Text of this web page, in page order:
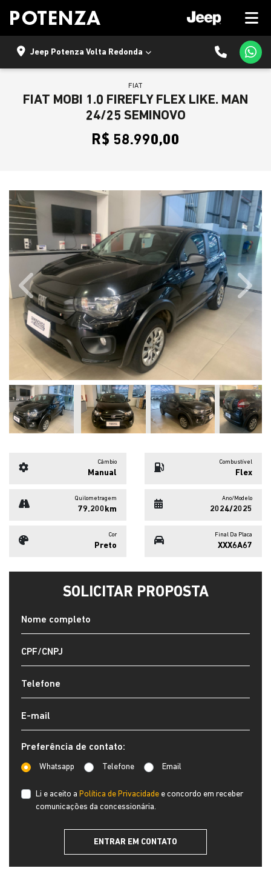
Jeep Potenza Volta Redonda
FIAT
FIAT MOBI 1.0 FIREFLY FLEX LIKE. MAN
24/25 SEMINOVO
R$ 58.990,00
Previous Next
Câmbio
Manual
Combustível
Flex
Quilometragem
79.200km
Ano/Modelo
2024/2025
Cor
Preto
Final Da Placa
XXX6A67
SOLICITAR PROPOSTA
Preferência de contato:
Whatsapp Telefone Email
Li e aceito a Política de Privacidade e concordo em receber
comunicações da concessionária.
ENTRAR EM CONTATO